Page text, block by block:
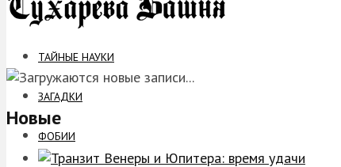
ТАЙНЫЕ НАУКИ
ЗАГАДКИ
ФОБИИ
Новые